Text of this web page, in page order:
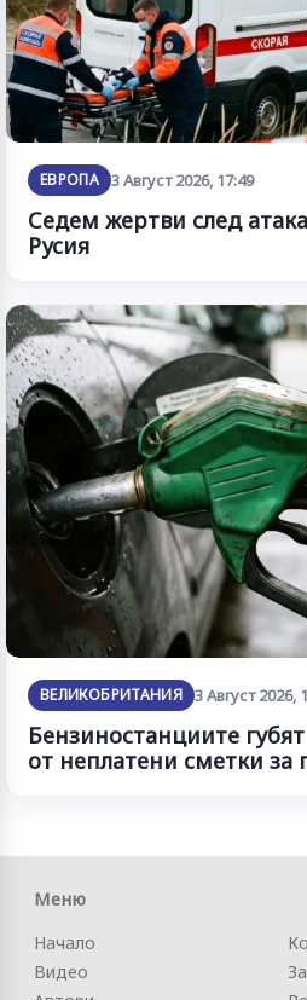
ЕВРОПА 3 Август 2026, 17:49
Седем жертви след
Русия
ВЕЛИКОБРИТАНИЯ 3 Август 2026,
Бензиностанциите
от неплатени сметки за
Меню
Начало
Видео